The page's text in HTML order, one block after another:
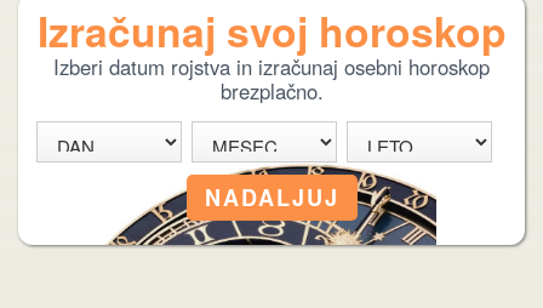
Izračunaj svoj horoskop
Izberi datum rojstva in izračunaj osebni horoskop
brezplačno.